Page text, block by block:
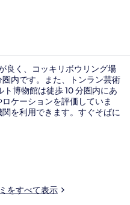
良く、コッキリボウリング場
内です。また、トンラン芸術
博物館は徒歩 10 分圏内にあ
ケーションを評価していま
を利用できます。すぐそばに
をすべて表示